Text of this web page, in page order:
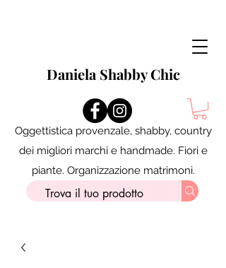
Daniela Shabby Chic
Oggettistica provenzale, shabby, country
dei migliori marchi e handmade. Fiori e
piante. Organizzazione matrimoni.